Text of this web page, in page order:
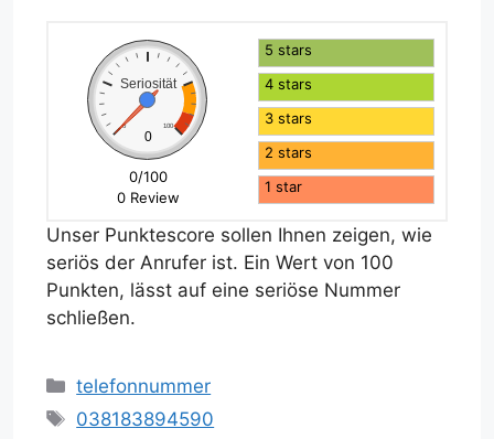
Seriosität
0 100
0
0/100
0 Review
5 stars
4 stars
3 stars
2 stars
1 star
Unser Punktescore sollen Ihnen zeigen, wie
seriös der Anrufer ist. Ein Wert von 100
Punkten, lässt auf eine seriöse Nummer
schließen.
Kategorien
telefonnummer
Schlagwörter
038183894590